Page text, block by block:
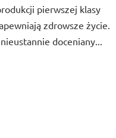
pierwszej klasy
zdrowsze życie.
doceniany...